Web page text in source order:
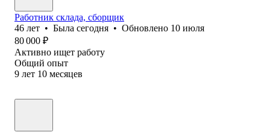
Работник склада, сборщик
46 лет • Была сегодня • Обновлено 10 июля
80 000 ₽
Активно ищет работу
Общий опыт
9 лет 10 месяцев